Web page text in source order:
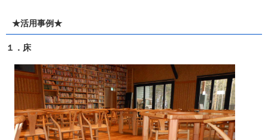
★活用事例★
１．床